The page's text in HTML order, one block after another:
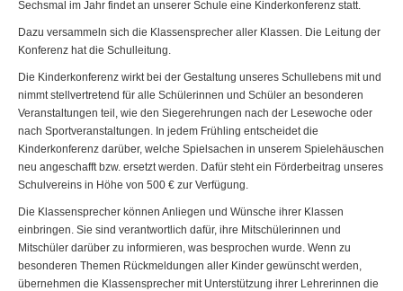
Elternrat
Schulverein
Sechsmal im Jahr findet an unserer Schule eine Kinderkonferenz statt.
Dazu versammeln sich die Klassensprecher aller Klassen. Die Leitung der
Konferenz hat die Schulleitung.
Die Kinderkonferenz wirkt bei der Gestaltung unseres Schullebens mit und
nimmt stellvertretend für alle Schülerinnen und Schüler an besonderen
Veranstaltungen teil, wie den Siegerehrungen nach der Lesewoche oder
nach Sportveranstaltungen. In jedem Frühling entscheidet die
Kinderkonferenz darüber, welche Spielsachen in unserem Spielehäuschen
neu angeschafft bzw. ersetzt werden. Dafür steht ein Förderbeitrag unseres
Schulvereins in Höhe von 500 € zur Verfügung.
Die Klassensprecher können Anliegen und Wünsche ihrer Klassen
einbringen. Sie sind verantwortlich dafür, ihre Mitschülerinnen und
Mitschüler darüber zu informieren, was besprochen wurde. Wenn zu
besonderen Themen Rückmeldungen aller Kinder gewünscht werden,
übernehmen die Klassensprecher mit Unterstützung ihrer Lehrerinnen die